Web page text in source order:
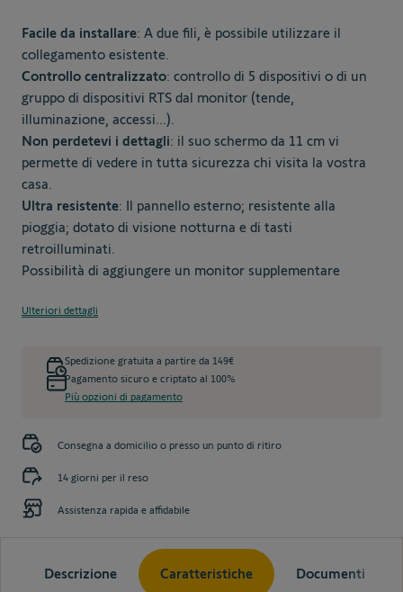
Facile da installare: A due fili, è possibile utilizzare il
collegamento esistente.
Controllo centralizzato: controllo di 5 dispositivi o di un
gruppo di dispositivi RTS dal monitor (tende,
illuminazione, accessi...).
Non perdetevi i dettagli: il suo schermo da 11 cm vi
permette di vedere in tutta sicurezza chi visita la vostra
casa.
Ultra resistente: Il pannello esterno; resistente alla
pioggia; dotato di visione notturna e di tasti
retroilluminati.
Possibilità di aggiungere un monitor supplementare
Ulteriori dettagli
Spedizione gratuita a partire da 149€
Pagamento sicuro e criptato al 100%
Più opzioni di pagamento
Consegna a domicilio o presso un punto di ritiro
14 giorni per il reso
Assistenza rapida e affidabile
Descrizione Caratteristiche Documenti